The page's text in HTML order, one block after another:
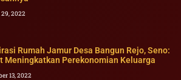
2022
Rumah Jamur Desa Bangun Rejo, Seno:
Meningkatkan Perekonomian Keluarga
13, 2022